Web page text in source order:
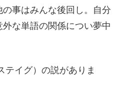
事はみんな後回し。自分
な単語の関係につい夢中
テイグ）の説がありま